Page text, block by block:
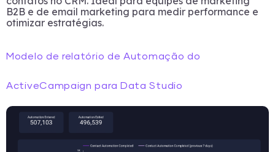
B2B e de email marketing para medir performance e
otimizar estratégias.
Modelo de relatório de Automação do
ActiveCampaign para Data Studio